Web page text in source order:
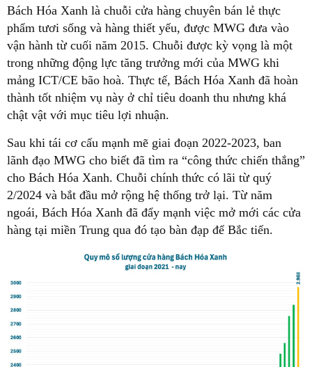
Bách Hóa Xanh là chuỗi cửa hàng chuyên bán lẻ thực
phẩm tươi sống và hàng thiết yếu, được MWG đưa vào
vận hành từ cuối năm 2015. Chuỗi được kỳ vọng là một
trong những động lực tăng trưởng mới của MWG khi
mảng ICT/CE bão hoà. Thực tế, Bách Hóa Xanh đã hoàn
thành tốt nhiệm vụ này ở chỉ tiêu doanh thu nhưng khá
chật vật với mục tiêu lợi nhuận.
Sau khi tái cơ cấu mạnh mẽ giai đoạn 2022-2023, ban
lãnh đạo MWG cho biết đã tìm ra “công thức chiến thắng”
cho Bách Hóa Xanh. Chuỗi chính thức có lãi từ quý
2/2024 và bắt đầu mở rộng hệ thống trở lại. Từ năm
ngoái, Bách Hóa Xanh đã đẩy mạnh việc mở mới các cửa
hàng tại miền Trung qua đó tạo bàn đạp để Bắc tiến.